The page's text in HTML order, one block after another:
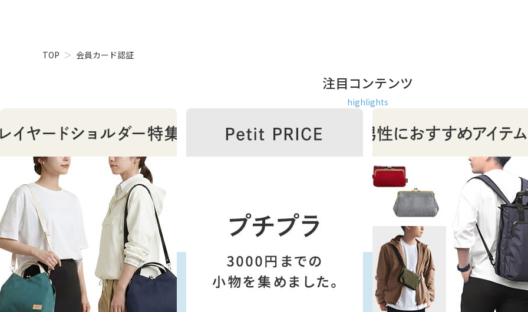
TOP 会員カード認証
注目コンテンツ
highlights